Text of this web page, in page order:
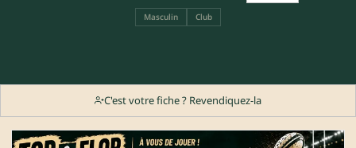
Masculin Club
C'est votre fiche ? Revendiquez-la